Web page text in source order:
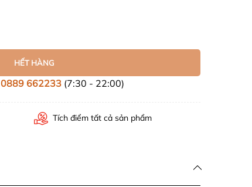
HẾT HÀNG
0889 662233(7:30 - 22:00)
Tích điểm tất cả sản phẩm